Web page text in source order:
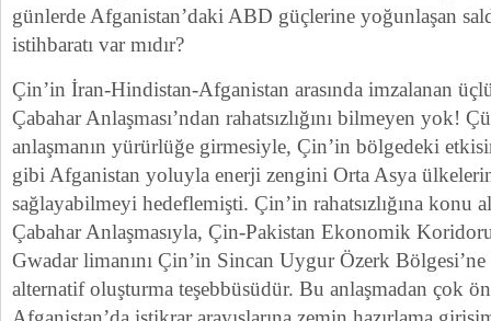
günlerde Afganistan’daki ABD güçlerine yoğunlaşan
istihbaratı var mıdır?
Çin’in İran-Hindistan-Afganistan arasında imzalanan
Çabahar Anlaşması’ndan rahatsızlığını bilmeyen yok!
anlaşmanın yürürlüğe girmesiyle, Çin’in bölgedeki
gibi Afganistan yoluyla enerji zengini Orta Asya
sağlayabilmeyi hedeflemişti. Çin’in rahatsızlığına konu
Çabahar Anlaşmasıyla, Çin-Pakistan Ekonomik
Gwadar limanını Çin’in Sincan Uygur Özerk
alternatif oluşturma teşebbüsüdür. Bu anlaşmadan çok